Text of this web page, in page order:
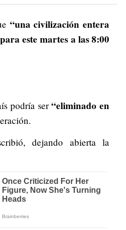
“una civilización entera
este martes a las 8:00
podría ser“eliminado en
dejando abierta la